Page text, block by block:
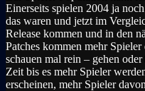
Einerseits spielen 2004 ja
das waren und jetzt im
Release kommen und in den
Patches kommen mehr
schauen mal rein – gehen
Zeit bis es mehr Spieler
erscheinen, mehr Spieler